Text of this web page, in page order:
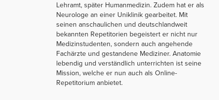
Lehramt, später Humanmedizin. Zudem hat er als
Neurologe an einer Uniklinik gearbeitet. Mit
seinen anschaulichen und deutschlandweit
bekannten Repetitorien begeistert er nicht nur
Medizinstudenten, sondern auch angehende
Fachärzte und gestandene Mediziner. Anatomie
lebendig und verständlich unterrichten ist seine
Mission, welche er nun auch als Online-
Repetitorium anbietet.